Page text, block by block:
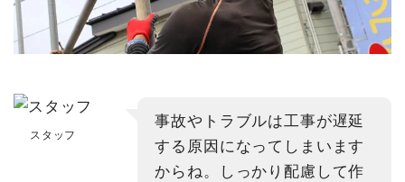
スタッフ
事故やトラブルは工事が遅延
する原因になってしまいます
からね。しっかり配慮して作